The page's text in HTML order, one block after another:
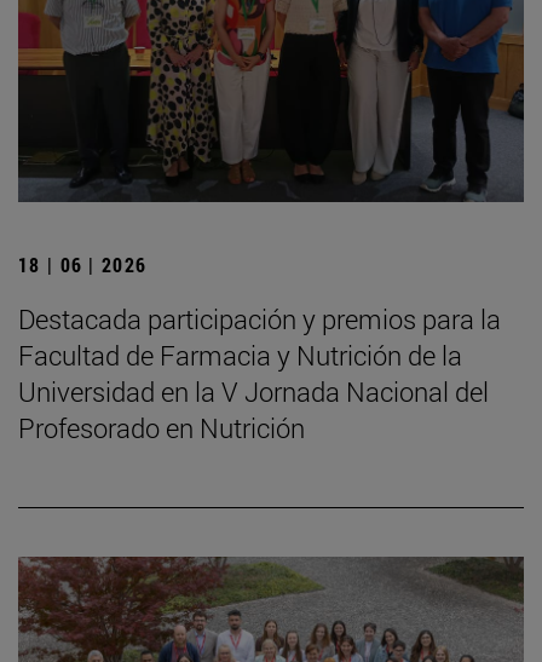
18 | 06 | 2026
Destacada participación y premios para la
Facultad de Farmacia y Nutrición de la
Universidad en la V Jornada Nacional del
Profesorado en Nutrición